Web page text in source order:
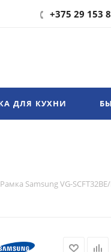
+375 29 153
ДЛЯ КУХНИ
Рамка Samsung VG-